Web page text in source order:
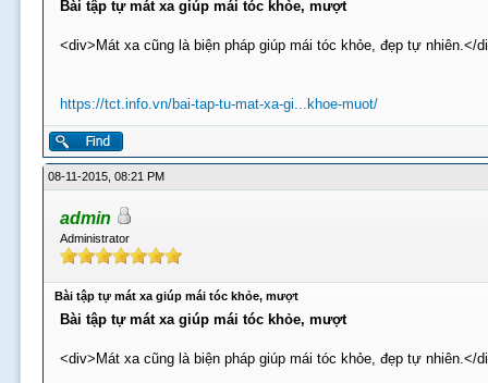
Bài tập tự mát xa giúp mái tóc khỏe, mượt
<div>Mát xa cũng là biện pháp giúp mái tóc khỏe, đẹp tự nhiên.</
https://tct.info.vn/bai-tap-tu-mat-xa-gi...khoe-muot/
08-11-2015, 08:21 PM
admin
Administrator
Bài tập tự mát xa giúp mái tóc khỏe, mượt
Bài tập tự mát xa giúp mái tóc khỏe, mượt
<div>Mát xa cũng là biện pháp giúp mái tóc khỏe, đẹp tự nhiên.</